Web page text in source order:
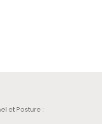
et Posture :